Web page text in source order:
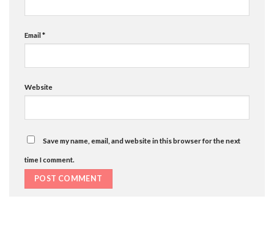
Email*
Website
Save my name, email, and website in this browser for the next
time I comment.